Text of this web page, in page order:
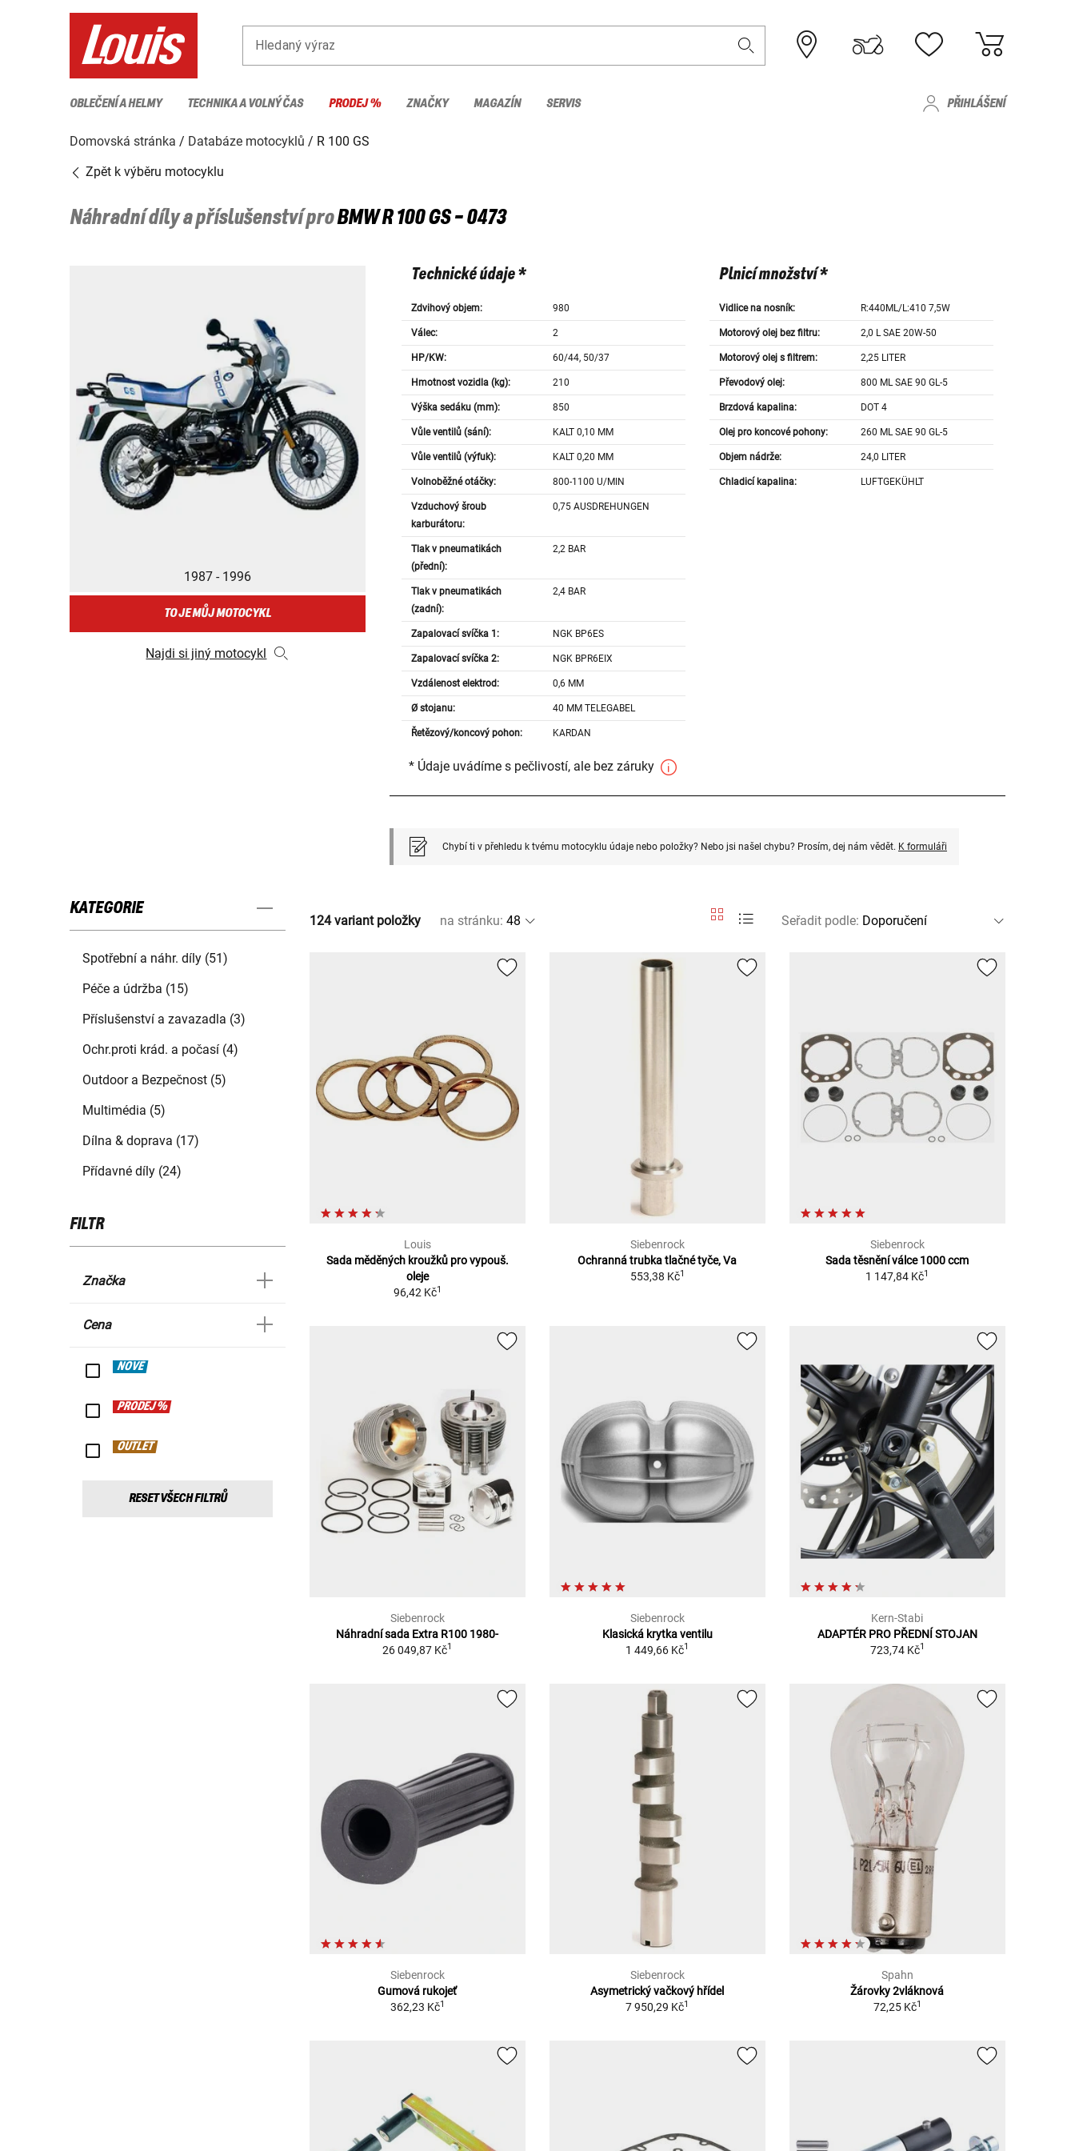
Hledaný výraz
OBLEČENÍ A HELMY TECHNIKA A VOLNÝ ČAS PRODEJ % ZNAČKY MAGAZÍN SERVIS PŘIHLÁŠENÍ
Domovská stránka Databáze motocyklů
R 100 GS
Zpět k výběru motocyklu
Náhradní díly a příslušenství proBMWR 100 GS - 0473
1987 - 1996
TO JE MŮJ MOTOCYKL
Najdi si jiný motocykl
Technické údaje *
Zdvihový objem: 980
Válec: 2
HP/KW: 60/44, 50/37
Hmotnost vozidla (kg): 210
Výška sedáku (mm): 850
Vůle ventilů (sání): KALT 0,10 MM
Vůle ventilů (výfuk): KALT 0,20 MM
Volnoběžné otáčky: 800-1100 U/MIN
Vzduchový šroub
karburátoru:
0,75 AUSDREHUNGEN
Tlak v pneumatikách
(přední):
2,2 BAR
Tlak v pneumatikách
(zadní):
2,4 BAR
Zapalovací svíčka 1: NGK BP6ES
Zapalovací svíčka 2: NGK BPR6EIX
Vzdálenost elektrod: 0,6 MM
Ø stojanu: 40 MM TELEGABEL
Řetězový/koncový pohon: KARDAN
Plnicí množství *
Vidlice na nosník: R:440ML/L:410 7,5W
Motorový olej bez filtru: 2,0 L SAE 20W-50
Motorový olej s filtrem: 2,25 LITER
Převodový olej: 800 ML SAE 90 GL-5
Brzdová kapalina: DOT 4
Olej pro koncové pohony: 260 ML SAE 90 GL-5
Objem nádrže: 24,0 LITER
Chladicí kapalina: LUFTGEKÜHLT
* Údaje uvádíme s pečlivostí, ale bez záruky
Chybí ti v přehledu k tvému motocyklu údaje nebo položky? Nebo jsi našel chybu? Prosím, dej nám vědět. K formuláři
KATEGORIE
Spotřební a náhr. díly (51)
Péče a údržba (15)
Příslušenství a zavazadla (3)
Ochr.proti krád. a počasí (4)
Outdoor a Bezpečnost (5)
Multimédia (5)
Dílna & doprava (17)
Přídavné díly (24)
FILTR
Značka
Cena
NOVÉ
PRODEJ %
OUTLET
RESET VŠECH FILTRŮ
124 variant položky na stránku: Seřadit podle:
Louis
Sada měděných kroužků pro vypouš.
oleje
96,42 Kč1
Siebenrock
Ochranná trubka tlačné tyče, Va
553,38 Kč1
Siebenrock
Sada těsnění válce 1000 ccm
1 147,84 Kč1
Siebenrock
Náhradní sada Extra R100 1980-
26 049,87 Kč1
Siebenrock
Klasická krytka ventilu
1 449,66 Kč1
Kern-Stabi
ADAPTÉR PRO PŘEDNÍ STOJAN
723,74 Kč1
Siebenrock
Gumová rukojeť
362,23 Kč1
Siebenrock
Asymetrický vačkový hřídel
7 950,29 Kč1
Spahn
Žárovky 2vláknová
72,25 Kč1